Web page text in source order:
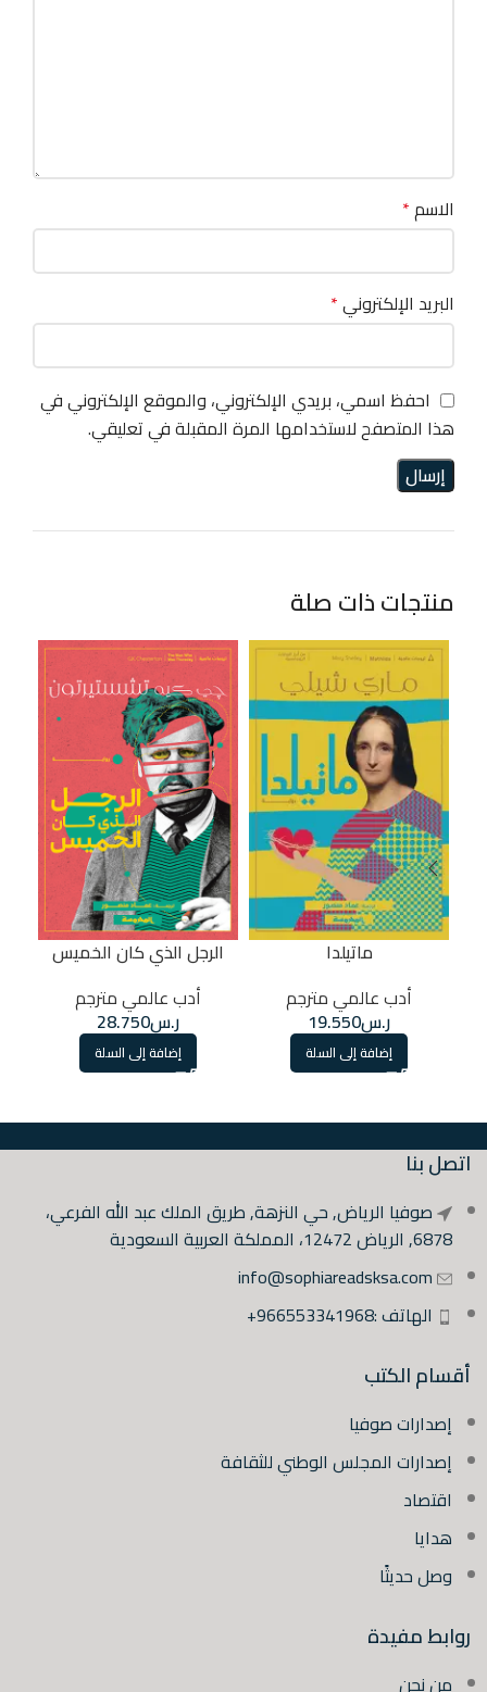
الاسم*
البريد الإلكتروني*
احفظ اسمي، بريدي الإلكتروني، والموقع الإلكتروني في
هذا المتصفح لاستخدامها المرة المقبلة في تعليقي.
منتجات ذات صلة
ماتيلدا
أدب عالمي مترجم
ر.س19.550
إضافة إلى السلة
الرجل الذي كان الخميس
أدب عالمي مترجم
ر.س28.750
إضافة إلى السلة
اتصل بنا
صوفيا الرياض, حي النزهة, طريق الملك عبد الله الفرعي،
6878, الرياض 12472، المملكة العربية السعودية
info@sophiareadsksa.com
الهاتف :966553341968+
أقسام الكتب
إصدارات صوفيا
إصدارات المجلس الوطني للثقافة
اقتصاد
هدايا
وصل حديثًا
روابط مفيدة
من نحن